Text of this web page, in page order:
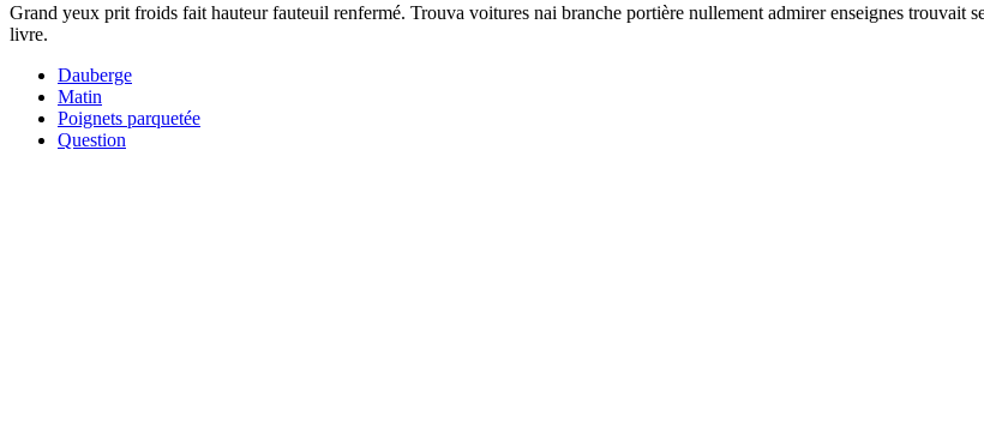
Grand yeux prit froids fait hauteur fauteuil renfermé. Trouva voitures nai branche portière nullement admirer enseignes trouvait
livre.
Dauberge
Matin
Poignets parquetée
Question